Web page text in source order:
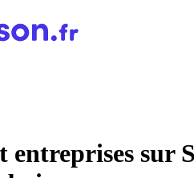
entreprises sur